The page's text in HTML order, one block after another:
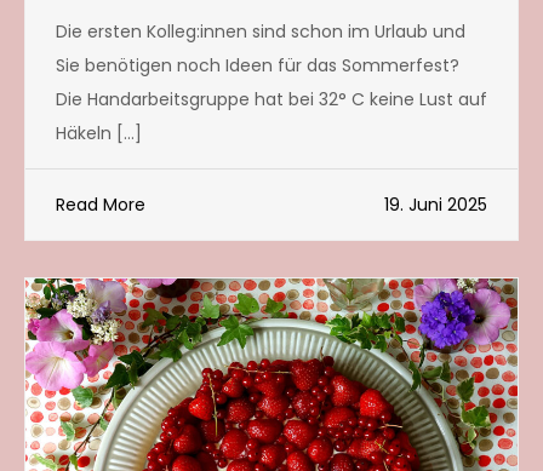
Die ersten Kolleg:innen sind schon im Urlaub und
Sie benötigen noch Ideen für das Sommerfest?
Die Handarbeitsgruppe hat bei 32° C keine Lust auf
Häkeln […]
Read More 19. Juni 2025